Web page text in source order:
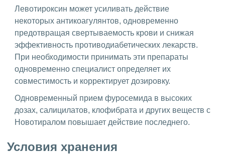
Левотироксин может усиливать действие
некоторых антикоагулянтов, одновременно
предотвращая свертываемость крови и снижая
эффективность противодиабетических лекарств.
При необходимости принимать эти препараты
одновременно специалист определяет их
совместимость и корректирует дозировку.
Одновременный прием фуросемида в высоких
дозах, салицилатов, клофибрата и других веществ с
Новотиралом повышает действие последнего.
Условия хранения